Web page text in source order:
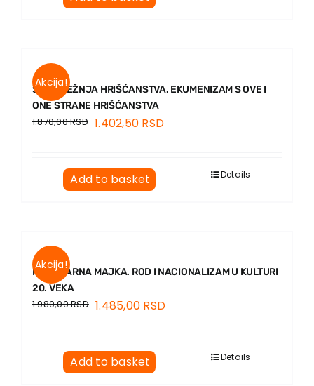
Akcija!
SAMOČEŽNJA HRIŠĆANSTVA. EKUMENIZAM S OVE I
ONE STRANE HRIŠĆANSTVA
1.870,00RSD 1.402,50 RSD
Add to basket Details
Akcija!
IMAGINARNA MAЈKA. ROD I NACIONALIZAM U KULTURI
20. VEKA
1.980,00RSD 1.485,00 RSD
Add to basket Details